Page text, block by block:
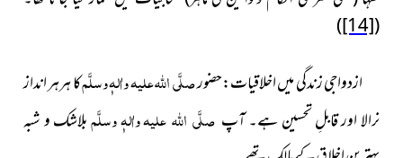
(
[14]
)
ازدواجی زندگی میں اخلاقیات:حضورصلَّی اللہ علیہ واٰلہٖ وسلَّمکا ہرہر انداز
نرالا اور قابلِ تحسین ہے۔ آپ صلَّی اللہ علیہ واٰلہٖ وسلَّمبلاشک و شبہ